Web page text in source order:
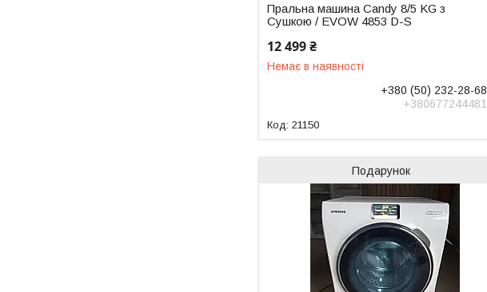
Пральна машина Candy 8/5 KG з
Сушкою / EVOW 4853 D-S
12 499 ₴
Немає в наявності
+380 (50) 232-28-68
+380677244481
21150
Подарунок